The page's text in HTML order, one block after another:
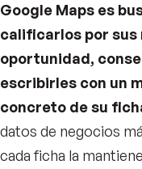
Google Maps es
calificarlos por sus
oportunidad,
escribirles con un
concreto de su
datos de negocios
cada ficha la